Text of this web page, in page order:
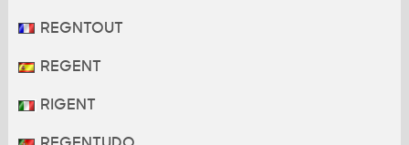
REGNTOUT
REGENT
RIGENT